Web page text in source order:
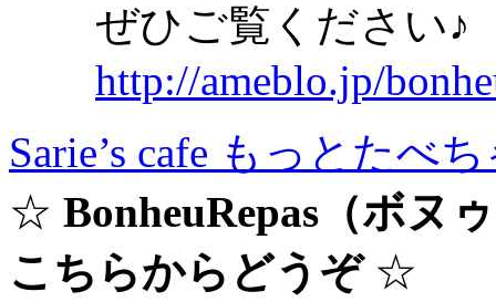
ぜひご覧ください♪
http://ameblo.jp/
Sarie’s cafe もっとたべ
☆ BonheuRepas（ボヌ
こちらからどうぞ ☆